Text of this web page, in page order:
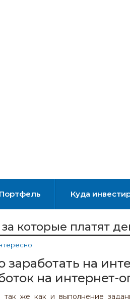
Портфель Куда
которые платят
на
так же как и выполнение